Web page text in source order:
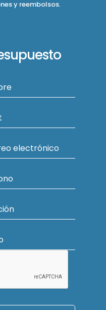
y reembolsos.
electrónico